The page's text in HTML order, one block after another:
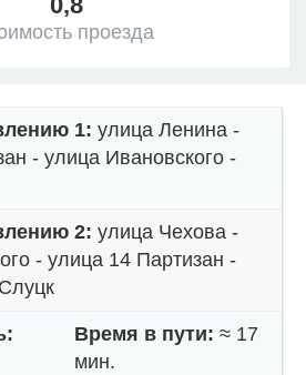
проезда
1: улица Ленина -
- улица Ивановского -
2: улица Чехова -
- улица 14 Партизан -
Время в пути: ≈ 17
мин.